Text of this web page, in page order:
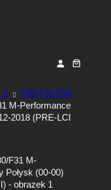
3
F30-F31-F34
M-Performance
2018 (PRE-LCI